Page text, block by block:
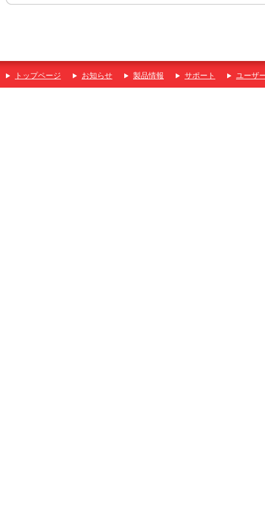
トップページ お知らせ 製品情報 サポート ユーザ